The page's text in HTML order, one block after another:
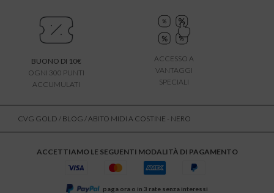
BUONO DI 10€
OGNI 300 PUNTI
ACCUMULATI
ACCESSO A
VANTAGGI
SPECIALI
CVG GOLD / BLOG / ABITO MIDI A COSTINE - NERO
ACCETTIAMO LE SEGUENTI MODALITÀ DI PAGAMENTO
paga ora o in 3 rate senza interessi